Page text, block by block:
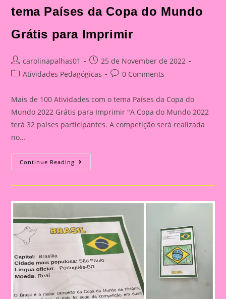
tema Países da Copa do Mundo
Grátis para Imprimir
Post
author:
carolinapalhas01
Post
published:
25 de November de 2022
PostAtividades Pedagógicas
Post0 Comments
Mais de 100 Atividades com o tema Países da Copa do
Mundo 2022 Grátis para Imprimir "A Copa do Mundo 2022
terá 32 países participantes. A competição será realizada
no…
Continue Reading Mais
De
Tema
Da
Copa
Do
Mundo
Grátis
Para
Imprimir